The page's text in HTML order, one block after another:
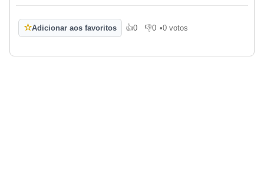
☆Adicionar aos favoritos 👍0
Gosto👎0
Não gosto
•0 votos